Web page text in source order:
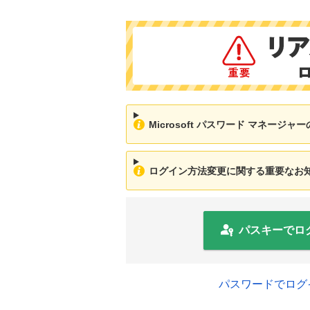
Microsoft パスワード マネージャー
ログイン方法変更に関する重要なお
パスキーでロ
パスワードでログ